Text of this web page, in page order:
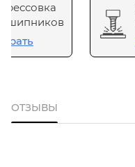
ОТЗЫВЫ